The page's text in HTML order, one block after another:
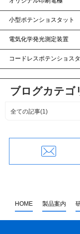
小型ポテンショスタット
電気化学発光測定装置
コードレスポテンショス
ブログカテゴ
全ての記事(1)
HOME 製品案内
株式会